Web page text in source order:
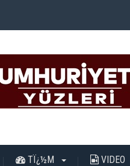
TÏ¿½M VIDEO